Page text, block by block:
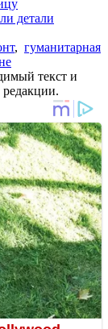
детали
, гуманитарная
текст и